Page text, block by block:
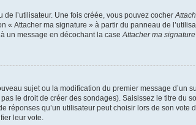
l’utilisateur. Une fois créée, vous pouvez cocher
« Attacher ma signature » à partir du panneau de
un message en décochant la case Attacher ma signature
sujet ou la modification du premier message d’un
le droit de créer des sondages). Saisissez le titre
réponses qu’un utilisateur peut choisir lors de son
leur vote.